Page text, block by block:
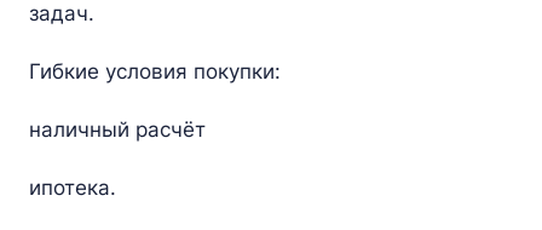
задач.
Гибкие условия покупки:
наличный расчёт
ипотека.